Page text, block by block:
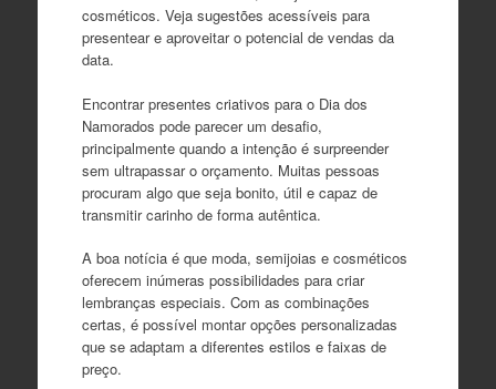
cosméticos. Veja sugestões acessíveis para
presentear e aproveitar o potencial de vendas da
data.
Encontrar presentes criativos para o Dia dos
Namorados pode parecer um desafio,
principalmente quando a intenção é surpreender
sem ultrapassar o orçamento. Muitas pessoas
procuram algo que seja bonito, útil e capaz de
transmitir carinho de forma autêntica.
A boa notícia é que moda, semijoias e cosméticos
oferecem inúmeras possibilidades para criar
lembranças especiais. Com as combinações
certas, é possível montar opções personalizadas
que se adaptam a diferentes estilos e faixas de
preço.